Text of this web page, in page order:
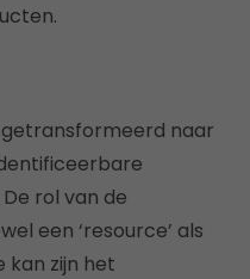
naar
rol van de
een ‘resource’ als
kan zijn het